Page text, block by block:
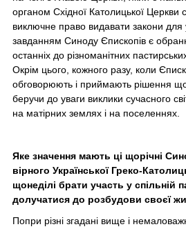
органом Східної Католицької
виключне право видавати закони для
завданням Синоду Єпископів є
останніх до різноманітних
Окрім цього, кожного разу, коли
обговорюють і приймають рішення
беручи до уваги виклики сучасного
на матірних землях і на поселеннях.
Яке значення мають ці щорічні
вірного Української Греко-
щонеділі брати участь у спільній
долучатися до розбудови своєї
Попри різні згадані вище і